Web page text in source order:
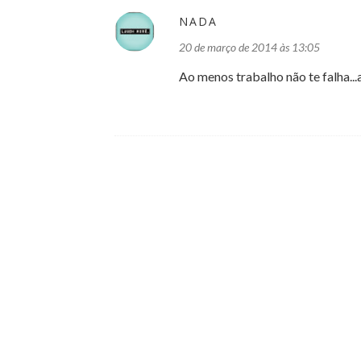
NADA
20 de março de 2014 às 13:05
Ao menos trabalho não te